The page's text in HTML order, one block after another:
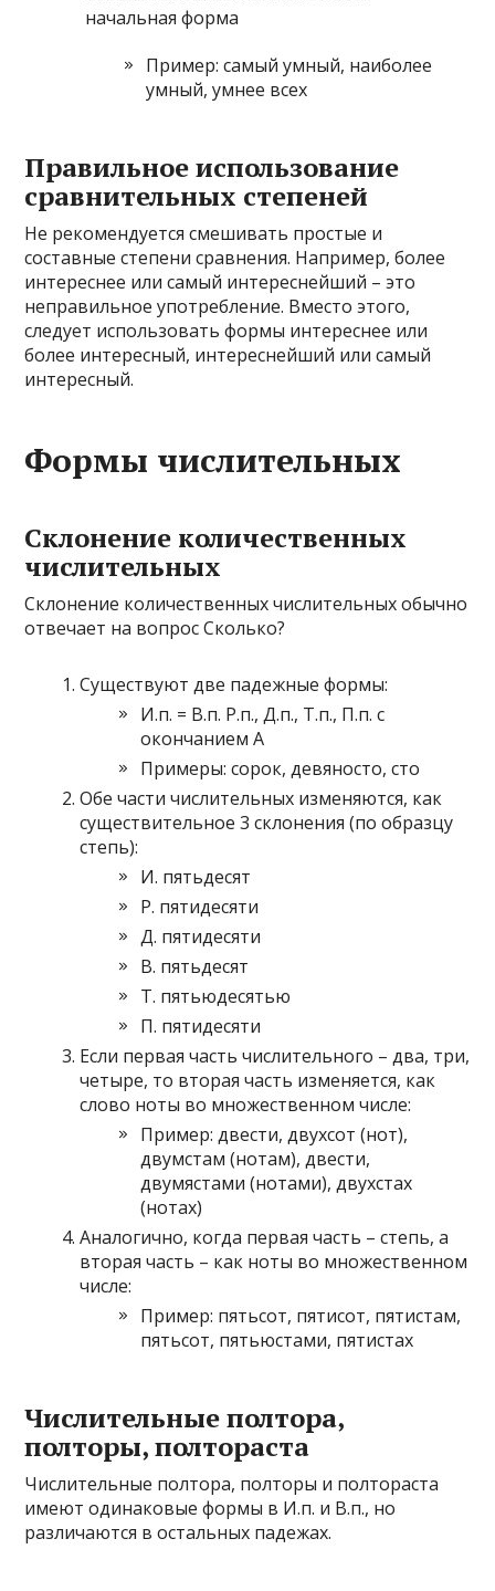
начальная форма
Пример: самый умный, наиболее
умный, умнее всех
Правильное использование
сравнительных степеней
Не рекомендуется смешивать простые и
составные степени сравнения. Например, более
интереснее или самый интереснейший – это
неправильное употребление. Вместо этого,
следует использовать формы интереснее или
более интересный, интереснейший или самый
интересный.
Формы числительных
Склонение количественных
числительных
Склонение количественных числительных обычно
отвечает на вопрос Сколько?
Существуют две падежные формы:
И.п. = В.п. Р.п., Д.п., Т.п., П.п. с
окончанием А
Примеры: сорок, девяносто, сто
Обе части числительных изменяются, как
существительное 3 склонения (по образцу
степь):
И. пятьдесят
Р. пятидесяти
Д. пятидесяти
В. пятьдесят
Т. пятьюдесятью
П. пятидесяти
Если первая часть числительного – два, три,
четыре, то вторая часть изменяется, как
слово ноты во множественном числе:
Пример: двести, двухсот (нот),
двумстам (нотам), двести,
двумястами (нотами), двухстах
(нотах)
Аналогично, когда первая часть – степь, а
вторая часть – как ноты во множественном
числе:
Пример: пятьсот, пятисот, пятистам,
пятьсот, пятьюстами, пятистах
Числительные полтора,
полторы, полтораста
Числительные полтора, полторы и полтораста
имеют одинаковые формы в И.п. и В.п., но
различаются в остальных падежах.